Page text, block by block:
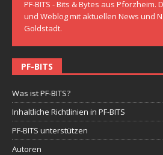
PF-BITS - Bits & Bytes aus Pforzheim.
und Weblog mit aktuellen News und
Goldstadt.
PF-BITS
Was ist PF-BITS?
Inhaltliche Richtlinien in PF-BITS
PF-BITS unterstützen
Autoren